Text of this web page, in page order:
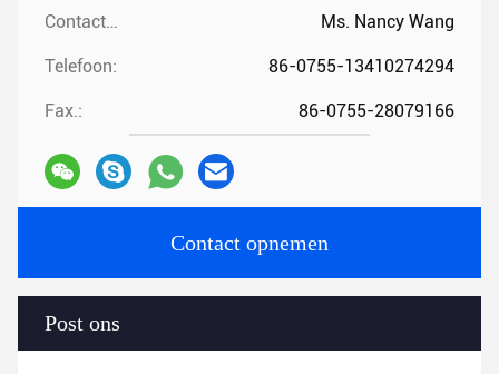
Contactpersonen: Ms. Nancy Wang
Telefoon: 86-0755-13410274294
Fax.: 86-0755-28079166
Contact opnemen
Post ons